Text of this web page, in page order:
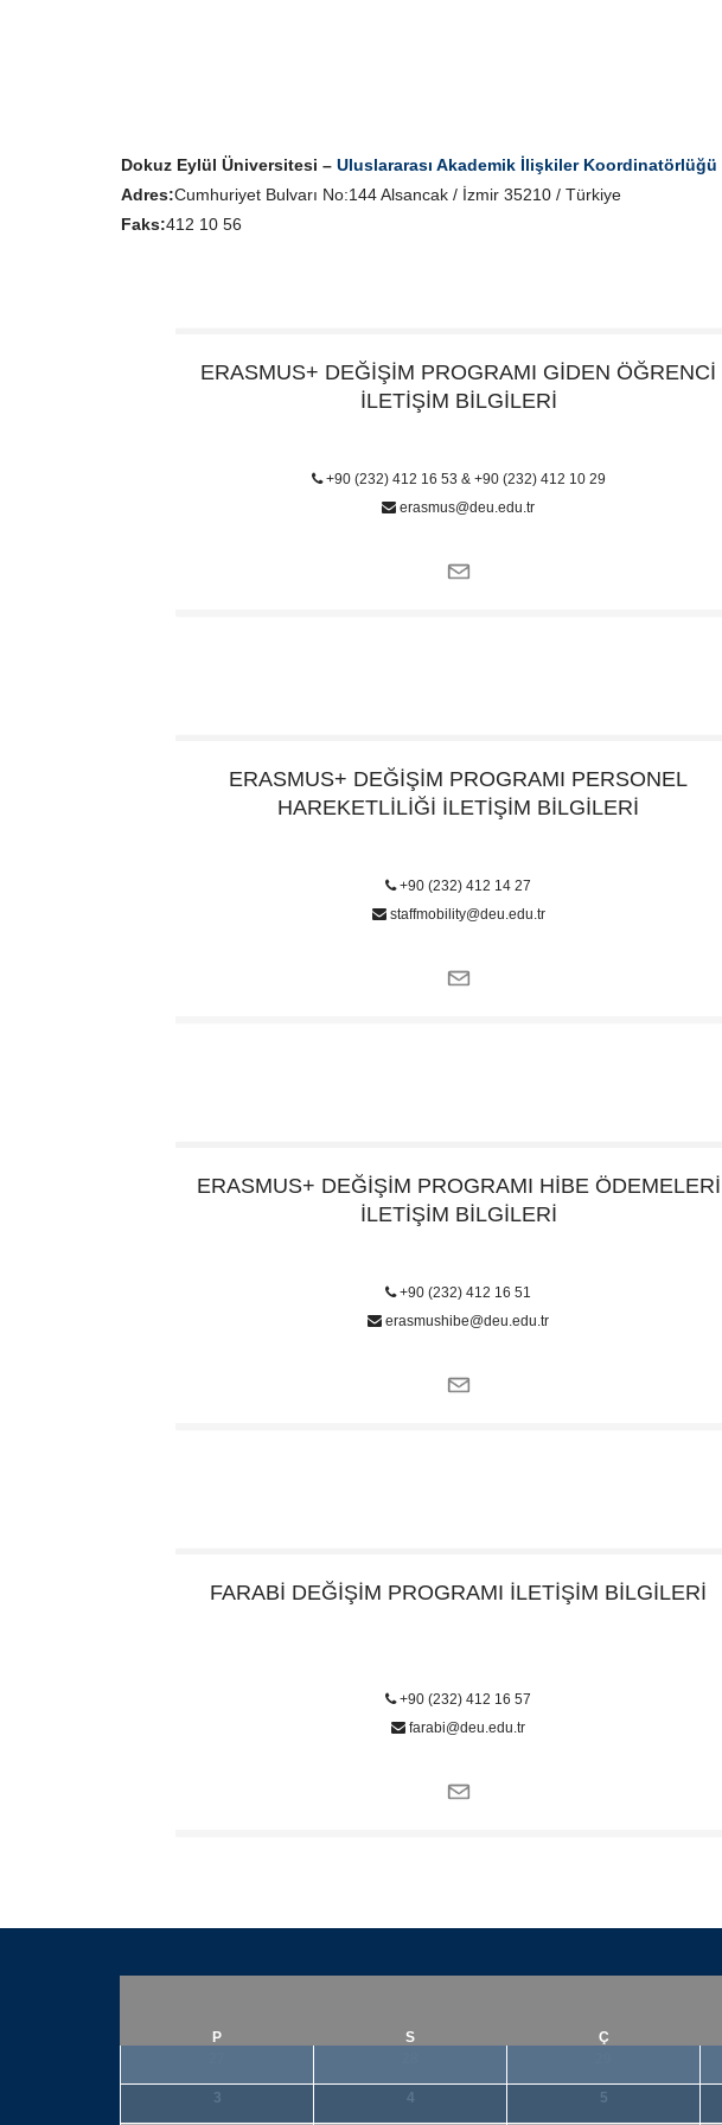
Dokuz Eylül Üniversitesi – Uluslararası Akademik İlişkiler Koordinatörlüğü
Adres:Cumhuriyet Bulvarı No:144 Alsancak / İzmir 35210 / Türkiye
Faks:412 10 56
ERASMUS+ DEĞİŞİM PROGRAMI GİDEN ÖĞRENCİ
İLETİŞİM BİLGİLERİ
+90 (232) 412 16 53 & +90 (232) 412 10 29
erasmus@deu.edu.tr
ERASMUS+ DEĞİŞİM PROGRAMI PERSONEL
HAREKETLİLİĞİ İLETİŞİM BİLGİLERİ
+90 (232) 412 14 27
staffmobility@deu.edu.tr
ERASMUS+ DEĞİŞİM PROGRAMI HİBE ÖDEMELERİ
İLETİŞİM BİLGİLERİ
+90 (232) 412 16 51
erasmushibe@deu.edu.tr
FARABİ DEĞİŞİM PROGRAMI İLETİŞİM BİLGİLERİ
+90 (232) 412 16 57
farabi@deu.edu.tr
P
S Ç
3 4 5